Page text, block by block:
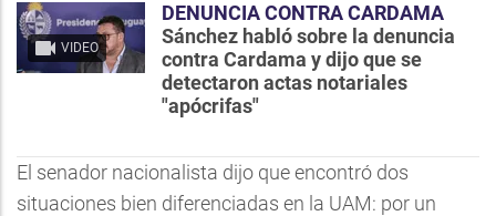
VIDEO
DENUNCIA CONTRA CARDAMA
Sánchez habló sobre la denuncia
contra Cardama y dijo que se
detectaron actas notariales
"apócrifas"
El senador nacionalista dijo que encontró dos
situaciones bien diferenciadas en la UAM: por un